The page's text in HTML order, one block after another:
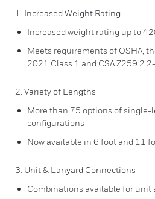
1. Increased Weight Rating
Increased weight rating up to
Meets requirements of OSHA,
2021 Class 1 and CSA
2. Variety of Lengths
More than 75 options of single-
configurations
Now available in 6 foot and 11
3. Unit & Lanyard Connections
Combinations available for unit